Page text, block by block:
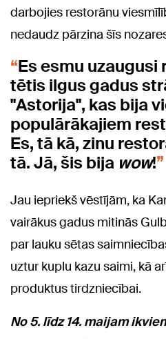
darbojies restorānu
nedaudz pārzina šīs
Es esmu uzaugusi
tētis ilgus gadus
"Astorija", kas bija
populārākajiem
Es, tā kā, zinu
tā. Jā, šis bija wow!
Jau iepriekš vēstījām, ka
vairākus gadus mitinās
par lauku sētas
uztur kuplu kazu saimi, kā
produktus tirdzniecībai.
No 5. līdz 14. maijam